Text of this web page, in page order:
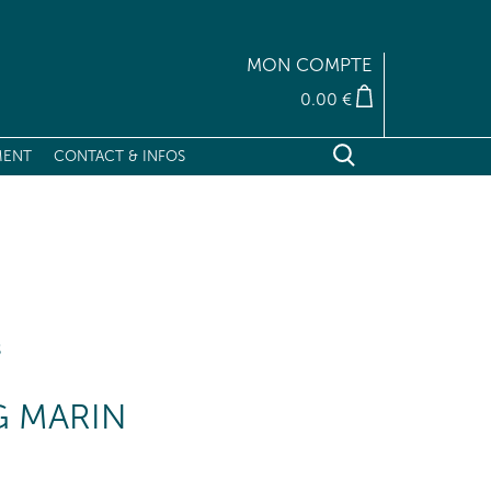
MON COMPTE
0.00 €
CONTACT & INFOS
MARIN